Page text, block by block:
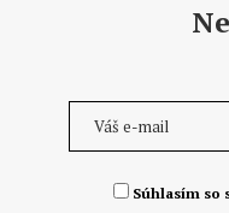
Súhlasím so